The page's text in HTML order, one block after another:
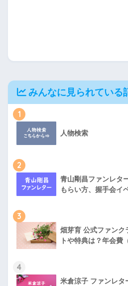
みんなに見られている
1
人物検索
2
青山剛昌ファンレタ
もらい方、握手会イ
3
畑芽育 公式ファンク
トや特典は？年会費
4
米倉涼子 ファンレタ